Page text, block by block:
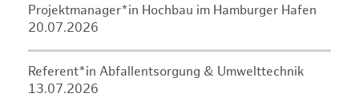
Projektmanager*in Hochbau im Hamburger Hafen
20.07.2026
Referent*in Abfallentsorgung & Umwelttechnik
13.07.2026